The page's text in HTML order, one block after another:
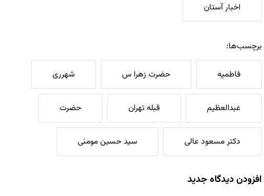
اخبار آستان
برچسب‌ها:
فاطمیه حضرت زهرا س شهرری
عبدالعظیم قبله تهران حضرت
دکتر مسعود عالی سید حسین مومنی
افزودن دیدگاه جدید